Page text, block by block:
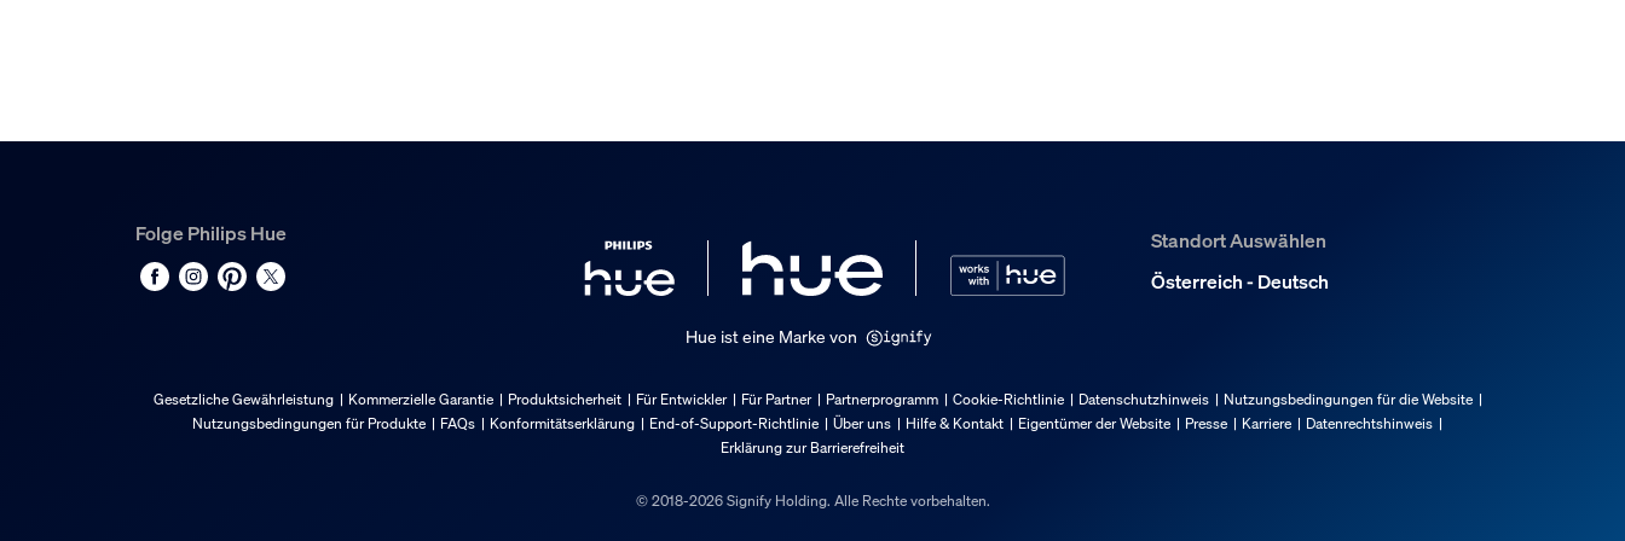
Folge Philips Hue
Standort Auswählen
Österreich - Deutsch
Hue ist eine Marke von
Gesetzliche Gewährleistung Kommerzielle Garantie Produktsicherheit Für Entwickler Für Partner Partnerprogramm Cookie-Richtlinie Datenschutzhinweis
Nutzungsbedingungen für die Website
Nutzungsbedingungen für Produkte
FAQs Konformitätserklärung End-of-Support-Richtlinie Über uns Hilfe & Kontakt Eigentümer der Website Presse Karriere
Datenrechtshinweis
Erklärung zur Barrierefreiheit
© 2018-2026 Signify Holding. Alle Rechte vorbehalten.